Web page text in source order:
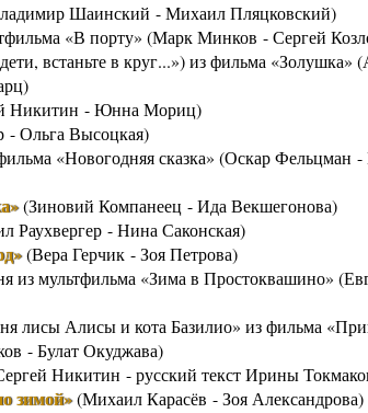
Шаинский - Михаил Пляцковский)
«В порту» (Марк Минков - Сергей
встаньте в круг...») из фильма «Золушка»
Никитин - Юнна Мориц)
- Ольга Высоцкая)
«Новогодняя сказка» (Оскар Фельцман
(Зиновий Компанеец - Ида Векшегонова)
Раухвергер - Нина Саконская)
(Вера Герчик - Зоя Петрова)
из мультфильма «Зима в Простоквашино»
лисы Алисы и кота Базилио» из фильма
- Булат Окуджава)
Никитин - русский текст Ирины
зимой»(Михаил Карасёв - Зоя Александрова)